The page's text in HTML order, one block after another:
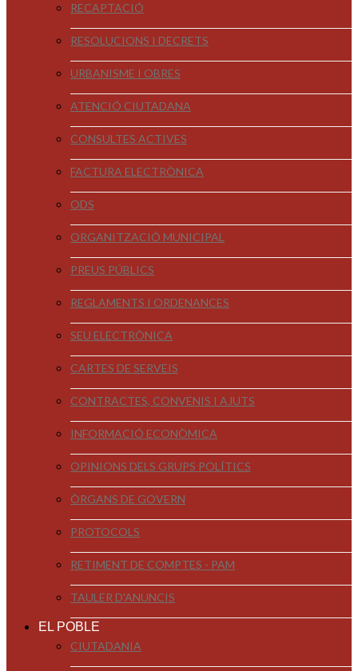
RECAPTACIÓ
RESOLUCIONS I DECRETS
URBANISME I OBRES
ATENCIÓ CIUTADANA
CONSULTES ACTIVES
FACTURA ELECTRÒNICA
ODS
ORGANITZACIÓ MUNICIPAL
PREUS PÚBLICS
REGLAMENTS I ORDENANCES
SEU ELECTRÒNICA
CARTES DE SERVEIS
CONTRACTES, CONVENIS I AJUTS
INFORMACIÓ ECONÒMICA
OPINIONS DELS GRUPS POLÍTICS
ÒRGANS DE GOVERN
PROTOCOLS
RETIMENT DE COMPTES - PAM
TAULER D'ANUNCIS
EL POBLE
CIUTADANIA